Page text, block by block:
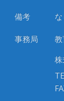
備考
事務局